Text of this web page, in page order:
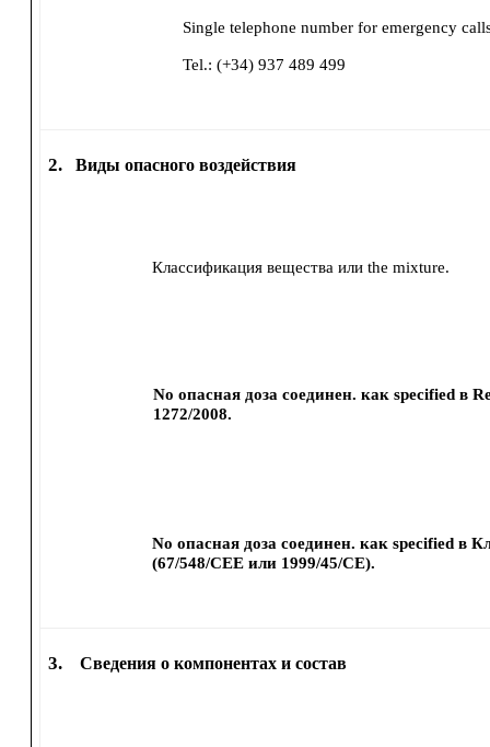
Single telephone number for emergency
Tel.: (+34) 937 489 499
2. Виды опасного воздействия
Классификация вещества или the mixture.
No опасная доза соединен. как specified в
1272/2008.
No опасная доза соединен. как specified в
(67/548/CEE или 1999/45/CE).
3. Сведения о компонентах и состав